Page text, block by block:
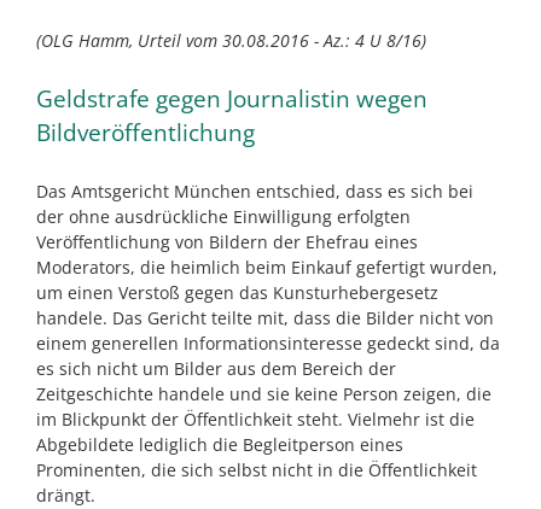
(OLG Hamm, Urteil vom 30.08.2016 - Az.: 4 U 8/16)
Geldstrafe gegen Journalistin wegen
Bildveröffentlichung
Das Amtsgericht München entschied, dass es sich bei
der ohne ausdrückliche Einwilligung erfolgten
Veröffentlichung von Bildern der Ehefrau eines
Moderators, die heimlich beim Einkauf gefertigt wurden,
um einen Verstoß gegen das Kunsturhebergesetz
handele. Das Gericht teilte mit, dass die Bilder nicht von
einem generellen Informationsinteresse gedeckt sind, da
es sich nicht um Bilder aus dem Bereich der
Zeitgeschichte handele und sie keine Person zeigen, die
im Blickpunkt der Öffentlichkeit steht. Vielmehr ist die
Abgebildete lediglich die Begleitperson eines
Prominenten, die sich selbst nicht in die Öffentlichkeit
drängt.